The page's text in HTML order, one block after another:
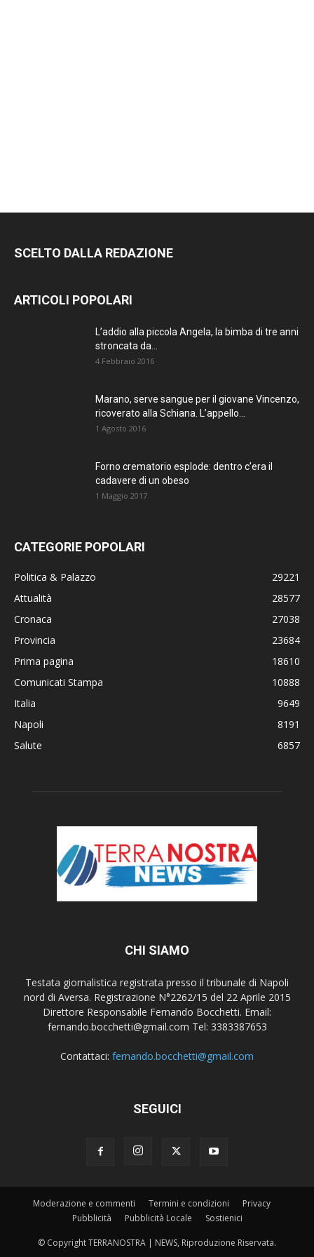
SCELTO DALLA REDAZIONE
ARTICOLI POPOLARI
L’addio alla piccola Angela, la bimba di tre anni
stroncata da...
4 Febbraio 2016
Marano, serve sangue per il giovane Vincenzo,
ricoverato alla Schiana. L’appello...
1 Agosto 2016
Forno crematorio esplode: dentro c’era il
cadavere di un obeso
1 Maggio 2017
CATEGORIE POPOLARI
Politica & Palazzo
29221
Attualità
28577
Cronaca
27038
Provincia
23684
Prima pagina
18610
Comunicati Stampa
10888
Italia
9649
Napoli
8191
Salute
6857
CHI SIAMO
Testata giornalistica registrata presso il tribunale di Napoli
nord di Aversa. Registrazione N°2262/15 del 22 Aprile 2015
Direttore Responsabile Fernando Bocchetti. Email:
fernando.bocchetti@gmail.com Tel: 3383387653
Contattaci: fernando.bocchetti@gmail.com
SEGUICI
Moderazione e commenti Termini e condizioni
Privacy
Pubblicità
Pubblicità Locale Sostienici
© Copyright TERRANOSTRA | NEWS, Riproduzione Riservata.